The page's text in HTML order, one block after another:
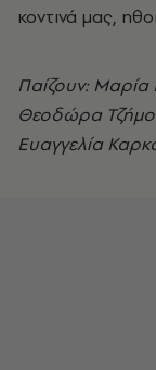
κοντινά μας,
Παίζουν:
Θεοδώρα
Ευαγγελία